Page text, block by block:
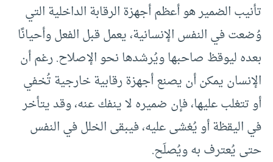
تأنيب الضمير هو أعظم أجهزة الرقابة الداخلية التي
وُضعت في النفس الإنسانية، يعمل قبل الفعل وأحيانًا
بعده ليوقظ صاحبها ويُرشدها نحو الإصلاح. رغم أن
الإنسان يمكن أن يصنع أجهزة رقابية خارجية تُخفي
أو تتغلب عليها، فإن ضميره لا ينفك عنه، وقد يتأخر
في اليقظة أو يُغشى عليه، فيبقى الخلل في النفس
حتى يُعترف به ويُصلَح.